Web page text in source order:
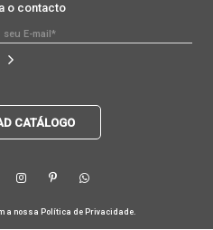
o contacto
CATÁLOGO
a nossa Política de Privacidade.